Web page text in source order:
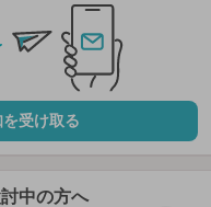
受け取る
中の方へ